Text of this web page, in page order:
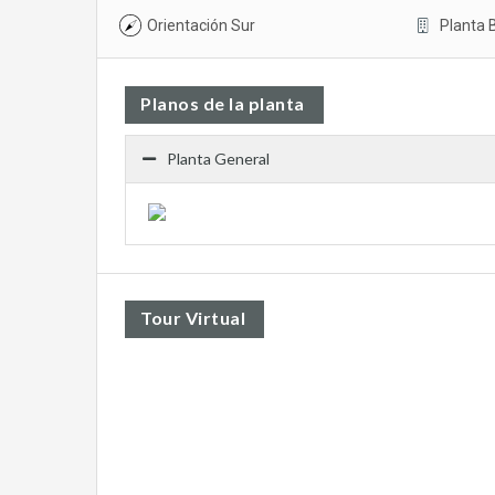
Orientación Sur Planta
Planos de la planta
Planta General
Tour Virtual